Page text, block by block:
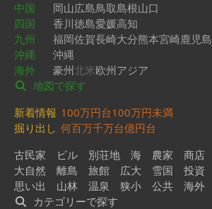
中国
岡山広島鳥取島根山口
四国
香川徳島愛媛高知
九州
福岡佐賀長崎大分熊本宮崎鹿児島
沖縄
沖縄
海外
豪州北米欧州アジア
地図で探す
新着情報 100万円台100万円未満
掘り出し 何百万千万台億円台
古民家
ビル 別荘地 海 農家
商店
大自然
離島 旅館 広大 雪国
投資
思い出
山林 温泉 狭小 公共
海外
カテゴリーで探す